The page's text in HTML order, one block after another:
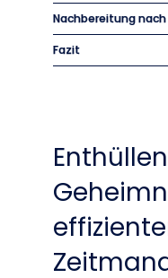
Nachbereitung
Fazit